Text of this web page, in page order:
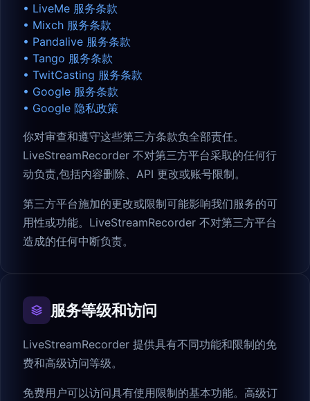
• LiveMe 服务条款
• Mixch 服务条款
• Pandalive 服务条款
• Tango 服务条款
• TwitCasting 服务条款
• Google 服务条款
• Google 隐私政策
你对审查和遵守这些第三方条款负全部责任。
LiveStreamRecorder 不对第三方平台采取的任何行
动负责,包括内容删除、API 更改或账号限制。
第三方平台施加的更改或限制可能影响我们服务的可
用性或功能。LiveStreamRecorder 不对第三方平台
造成的任何中断负责。
服务等级和访问
LiveStreamRecorder 提供具有不同功能和限制的免
费和高级访问等级。
免费用户可以访问具有使用限制的基本功能。高级订